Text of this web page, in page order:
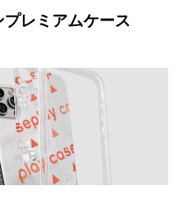
レミアムケース